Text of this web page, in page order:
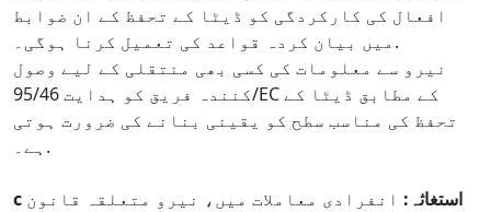
افعال کی کارکردگی کو ڈیٹا کے تحفظ کے ان ضوابط
میں بیان کردہ قواعد کی تعمیل کرنا ہوگی۔.
نیرو سے معلومات کی کسی بھی منتقلی کے لیے وصول
کنندہ فریق کو ہدایت 95/46/EC کے مطابق ڈیٹا کے
تحفظ کی مناسب سطح کو یقینی بنانے کی ضرورت ہوتی
ہے۔.
c استغاثہ: انفرادی معاملات میں، نیرو متعلقہ قانون